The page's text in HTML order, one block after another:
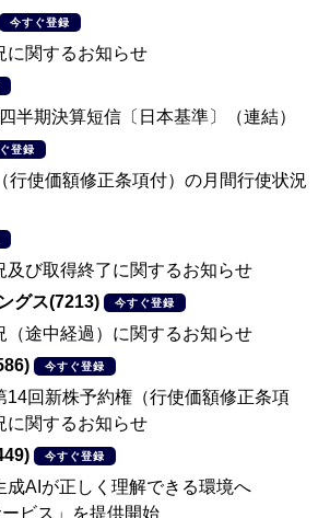
今すぐ登録
に関するお知らせ
半期決算短信〔日本基準〕（連結）
登録
行使価額修正条項付）の月間行使状況
及び取得終了に関するお知らせ
グス(7213)
今すぐ登録
（途中経過）に関するお知らせ
今すぐ登録
14回新株予約権（行使価額修正条項
に関するお知らせ
今すぐ登録
成AIが正しく理解できる環境へ
ービス」を提供開始